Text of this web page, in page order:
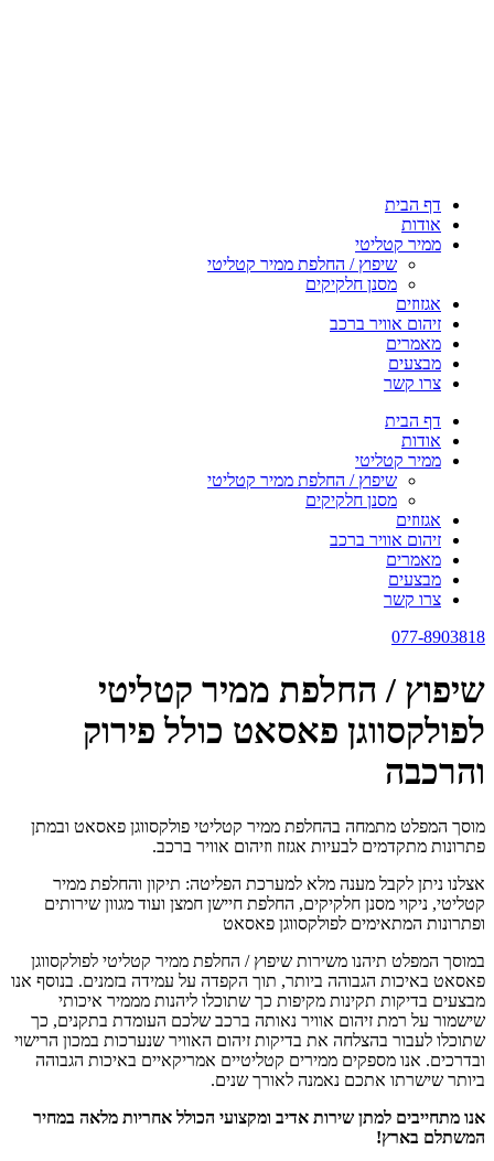
דף הבית
אודות
ממיר קטליטי
שיפוץ / החלפת ממיר קטליטי
מסנן חלקיקים
אגזוזים
זיהום אוויר ברכב
מאמרים
מבצעים
צרו קשר
דף הבית
אודות
ממיר קטליטי
שיפוץ / החלפת ממיר קטליטי
מסנן חלקיקים
אגזוזים
זיהום אוויר ברכב
מאמרים
מבצעים
צרו קשר
077-8903818
שיפוץ / החלפת ממיר קטליטי
לפולקסווגן פאסאט כולל פירוק
והרכבה
מוסך המפלט מתמחה בהחלפת ממיר קטליטי פולקסווגן פאסאט ובמתן
פתרונות מתקדמים לבעיות אגזוז וזיהום אוויר ברכב.
אצלנו ניתן לקבל מענה מלא למערכת הפליטה: תיקון והחלפת ממיר
קטליטי, ניקוי מסנן חלקיקים, החלפת חיישן חמצן ועוד מגוון שירותים
ופתרונות המתאימים לפולקסווגן פאסאט
במוסך המפלט תיהנו משירות שיפוץ / החלפת ממיר קטליטי לפולקסווגן
פאסאט באיכות הגבוהה ביותר, תוך הקפדה על עמידה בזמנים. בנוסף אנו
מבצעים בדיקות תקינות מקיפות כך שתוכלו ליהנות מממיר איכותי
שישמור על רמת זיהום אוויר נאותה ברכב שלכם העומדת בתקנים, כך
שתוכלו לעבור בהצלחה את בדיקות זיהום האוויר שנערכות במכון הרישוי
ובדרכים. אנו מספקים ממירים קטליטיים אמריקאיים באיכות הגבוהה
ביותר שישרתו אתכם נאמנה לאורך שנים.
אנו מתחייבים למתן שירות אדיב ומקצועי הכולל אחריות מלאה במחיר
המשתלם בארץ!